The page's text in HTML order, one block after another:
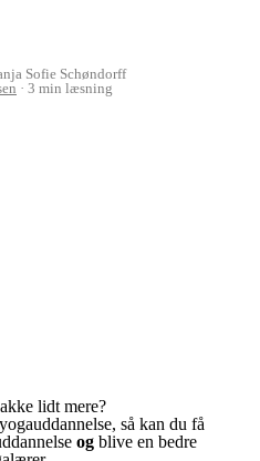
Sofie Schøndorff
3 min læsning
lidt mere?
så kan du få
og blive en bedre